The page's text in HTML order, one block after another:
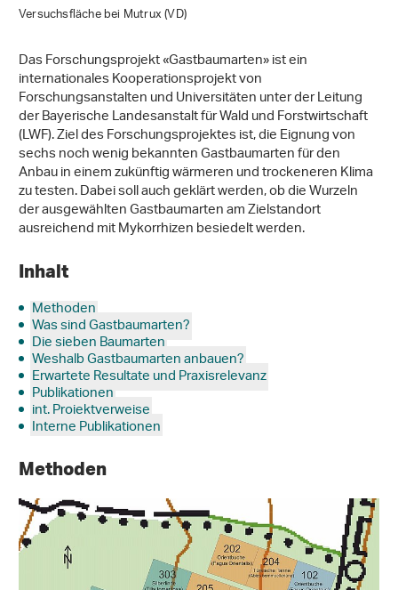
Versuchsfläche bei Mutrux (VD)
Das Forschungsprojekt «Gastbaumarten» ist ein
internationales Kooperationsprojekt von
Forschungsanstalten und Universitäten unter der Leitung
der Bayerische Landesanstalt für Wald und Forstwirtschaft
(LWF). Ziel des Forschungsprojektes ist, die Eignung von
sechs noch wenig bekannten Gastbaumarten für den
Anbau in einem zukünftig wärmeren und trockeneren Klima
zu testen. Dabei soll auch geklärt werden, ob die Wurzeln
der ausgewählten Gastbaumarten am Zielstandort
ausreichend mit Mykorrhizen besiedelt werden.
Inhalt
Methoden
Was sind Gastbaumarten?
Die sieben Baumarten
Weshalb Gastbaumarten anbauen?
Erwartete Resultate und Praxisrelevanz
Publikationen
int. Projektverweise
Interne Publikationen
Methoden